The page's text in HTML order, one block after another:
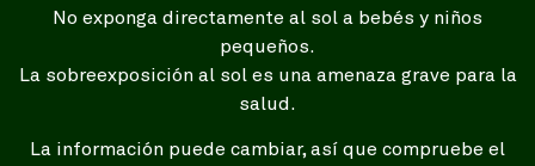
No exponga directamente al sol a bebés y niños
pequeños.
La sobreexposición al sol es una amenaza grave para la
salud.
La información puede cambiar, así que compruebe el